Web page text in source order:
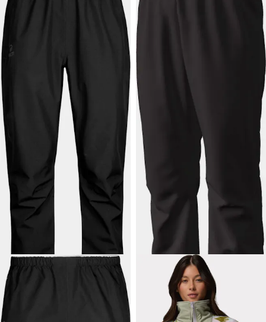
69,90 €
HALTI
Forter Dx Pant
Halti-housut naisille:
tuulenpitävä, sadekuuroilta
suojaava valinta.
69,90 €
HALTI
Forter + Dx Pant
Tilavan Plus-mitoituksen
housut naisille: tuulenpitävä,
sadekuuroilta suojaava valinta.